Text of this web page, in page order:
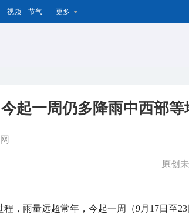
视频 节气 更多
起一周仍多降雨中西部等
原创
，雨量远超常年，今起一周（9月17日至